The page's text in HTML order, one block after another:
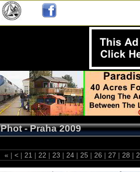
- Praha 2009
« | < | 21 | 22 | 23 | 24 | 25 | 26 | 27 | 28 |